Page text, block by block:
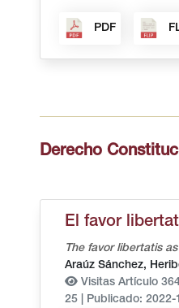
PDF
Derecho
El favor
The favor libertatis
Araúz Sánchez,
Visitas Artículo
25
Publicado: 2022-